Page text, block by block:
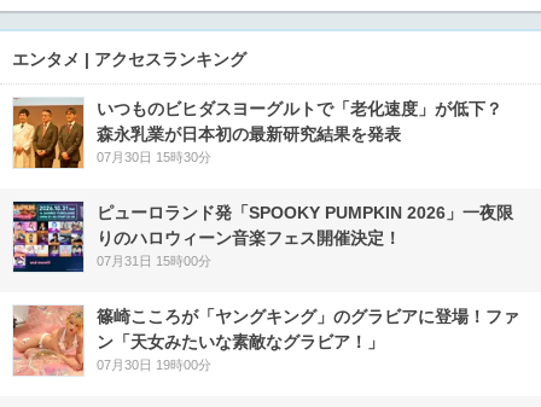
エンタメ | アクセスランキング
いつものビヒダスヨーグルトで「老化速度」が低下？
森永乳業が日本初の最新研究結果を発表
07月30日 15時30分
ピューロランド発「SPOOKY PUMPKIN 2026」一夜限
りのハロウィーン音楽フェス開催決定！
07月31日 15時00分
篠崎こころが「ヤングキング」のグラビアに登場！ファ
ン「天女みたいな素敵なグラビア！」
07月30日 19時00分